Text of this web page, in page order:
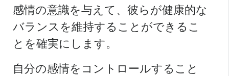
感情の意識を与えて、彼らが健康的な
バランスを維持することができるこ
とを確実にします。
自分の感情をコントロールすること